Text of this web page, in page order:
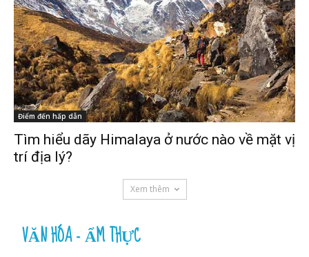
Điểm đến hấp dẫn
Tìm hiểu dãy Himalaya ở nước nào về mặt vị
trí địa lý?
Xem thêm
VĂN HÓA - ẨM THỰC